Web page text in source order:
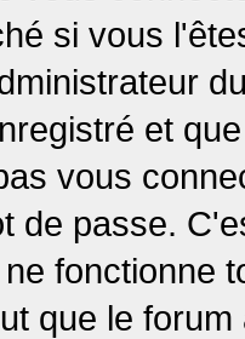
si vous
et
vous
de passe.
fonctionne
que le